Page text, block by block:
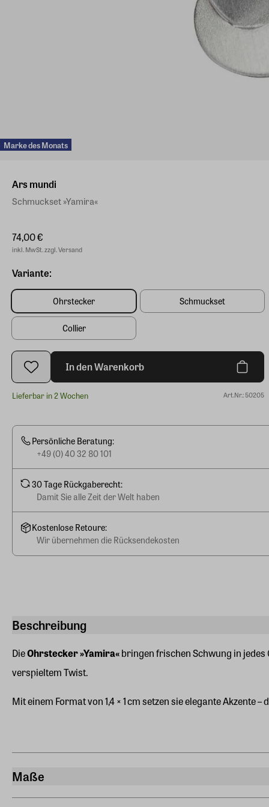
Marke des Monats
Beschreibung
DieOhrstecker »Yamira«bringen frischen Schwung in
verspieltem Twist.
Mit einem Format von 1,4 × 1 cm setzen sie elegante
Maße
Ars mundi
Schmuckset »Yamira«
74,00 €
inkl. MwSt. zzgl. Versand
Variante:
Ohrstecker Schmuckset
Collier
In den Warenkorb
Lieferbar in 2 Wochen Art.Nr.: 50205
Persönliche Beratung:
+49 (0) 40 32 80 101
30 Tage Rückgaberecht:
Damit Sie alle Zeit der Welt haben
Kostenlose Retoure:
Wir übernehmen die Rücksendekosten